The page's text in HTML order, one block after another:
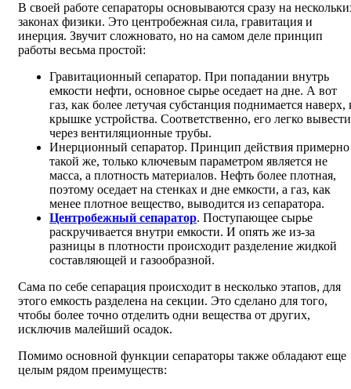
В своей работе сепараторы основываются сразу на
законах физики. Это центробежная сила, гравитация и
инерция. Звучит сложновато, но на самом деле принцип
работы весьма простой:
Гравитационный сепаратор. При попадании внутрь
емкости нефти, основное сырье оседает на дне. А вот
газ, как более летучая субстанция поднимается наверх,
крышке устройства. Соответственно, его легко вывести
через вентиляционные трубы.
Инерционный сепаратор. Принцип действия примерно
такой же, только ключевым параметром является не
масса, а плотность материалов. Нефть более плотная,
поэтому оседает на стенках и дне емкости, а газ, как
менее плотное вещество, выводится из сепаратора.
Центробежный сепаратор. Поступающее сырье
раскручивается внутри емкости. И опять же из-за
разницы в плотности происходит разделение жидкой
составляющей и газообразной.
Сама по себе сепарация происходит в несколько этапов, для
этого емкость разделена на секции. Это сделано для того,
чтобы более точно отделить одни вещества от других,
исключив малейший осадок.
Помимо основной функции сепараторы также обладают еще
целым рядом преимуществ: